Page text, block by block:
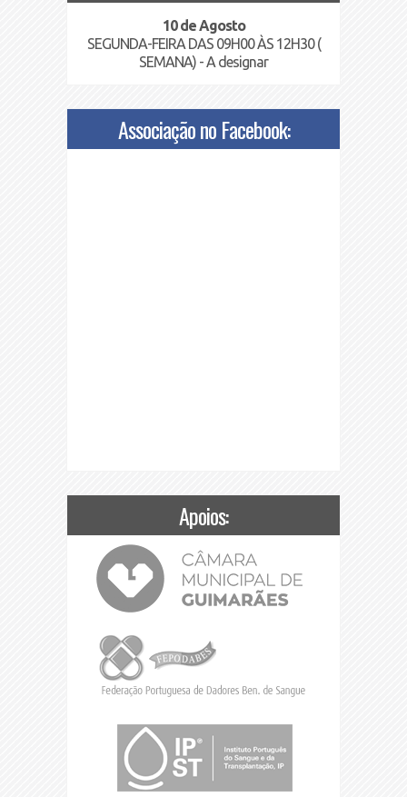
10 de Agosto
SEGUNDA-FEIRA DAS 09H00 ÀS 12H30 (
SEMANA) - A designar
Associação no Facebook:
Apoios: